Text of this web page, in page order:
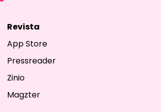
Revista
App Store
Pressreader
Zinio
Magzter